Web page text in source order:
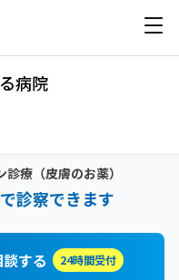
病院
診療（皮膚のお薬）
診察できます
する 24時間受付